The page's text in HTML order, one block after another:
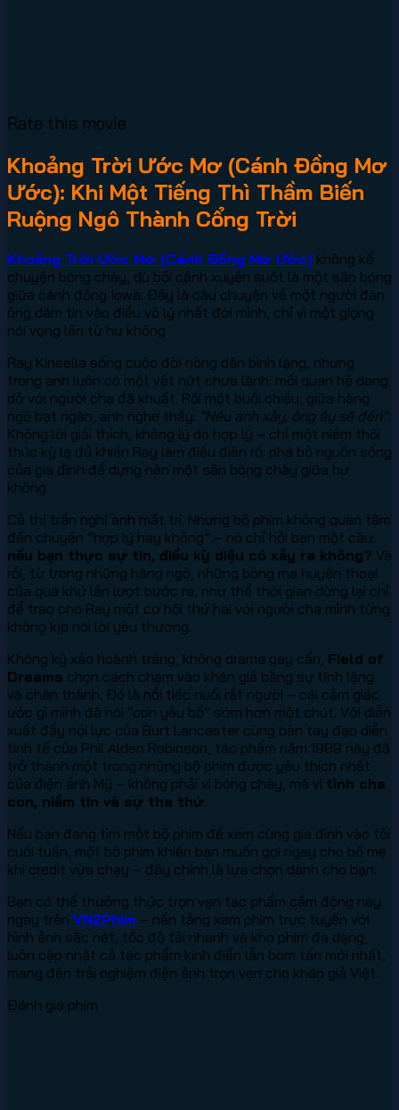
Rate this movie
Khoảng Trời Ước Mơ (Cánh Đồng Mơ
Ước): Khi Một Tiếng Thì Thầm Biến
Ruộng Ngô Thành Cổng Trời
Khoảng Trời Ước Mơ (Cánh Đồng Mơ Ước) không kể
chuyện bóng chày, dù bối cảnh xuyên suốt là một sân bóng
giữa cánh đồng Iowa. Đây là câu chuyện về một người đàn
ông dám tin vào điều vô lý nhất đời mình, chỉ vì một giọng
nói vọng lên từ hư không.
Ray Kinsella sống cuộc đời nông dân bình lặng, nhưng
trong anh luôn có một vết nứt chưa lành: mối quan hệ dang
dở với người cha đã khuất. Rồi một buổi chiều, giữa hàng
ngô bạt ngàn, anh nghe thấy: “Nếu anh xây, ông ấy sẽ đến”.
Không lời giải thích, không lý do hợp lý – chỉ một niềm thôi
thúc kỳ lạ đủ khiến Ray làm điều điên rồ: phá bỏ nguồn sống
của gia đình để dựng nên một sân bóng chày giữa hư
không.
Cả thị trấn nghĩ anh mất trí. Nhưng bộ phim không quan tâm
đến chuyện “hợp lý hay không” – nó chỉ hỏi bạn một câu:
nếu bạn thực sự tin, điều kỳ diệu có xảy ra không? Và
rồi, từ trong những hàng ngô, những bóng ma huyền thoại
của quá khứ lần lượt bước ra, như thể thời gian dừng lại chỉ
để trao cho Ray một cơ hội thứ hai với người cha mình từng
không kịp nói lời yêu thương.
Không kỹ xảo hoành tráng, không drama gay cấn, Field of
Dreams chọn cách chạm vào khán giả bằng sự tĩnh lặng
và chân thành. Đó là nỗi tiếc nuối rất người – cái cảm giác
ước gì mình đã nói “con yêu bố” sớm hơn một chút. Với diễn
xuất đầy nội lực của Burt Lancaster cùng bàn tay đạo diễn
tinh tế của Phil Alden Robinson, tác phẩm năm 1989 này đã
trở thành một trong những bộ phim được yêu thích nhất
của điện ảnh Mỹ – không phải vì bóng chày, mà vì tình cha
con, niềm tin và sự tha thứ.
Nếu bạn đang tìm một bộ phim để xem cùng gia đình vào tối
cuối tuần, một bộ phim khiến bạn muốn gọi ngay cho bố mẹ
khi credit vừa chạy – đây chính là lựa chọn dành cho bạn.
Bạn có thể thưởng thức trọn vẹn tác phẩm cảm động này
ngay trên VN2Phim – nền tảng xem phim trực tuyến với
hình ảnh sắc nét, tốc độ tải nhanh và kho phim đa dạng,
luôn cập nhật cả tác phẩm kinh điển lẫn bom tấn mới nhất,
mang đến trải nghiệm điện ảnh trọn vẹn cho khán giả Việt.
Đánh giá phim